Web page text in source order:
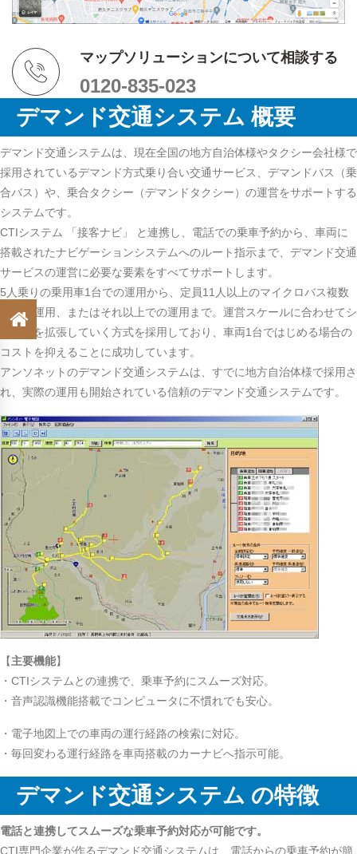
マップソリューションについて相談する
0120-835-023
デマンド交通システム 概要
デマンド交通システムは、現在全国の地方自治体様やタクシー会社様で
採用されているデマンド方式乗り合い交通サービス、デマンドバス（乗
合バス）や、乗合タクシー（デマンドタクシー）の運営をサポートする
システムです。
CTIシステム 「接客ナビ」 と連携し、電話での乗車予約から、車両に
搭載されたナビゲーションシステムへのルート指示まで、デマンド交通
サービスの運営に必要な要素をすべてサポートします。
5人乗りの乗用車1台での運用から、定員11人以上のマイクロバス複数
台での運用、またはそれ以上での運用まで。運営スケールに合わせてシ
ステムを拡張していく方式を採用しており、車両1台ではじめる場合の
コストを抑えることに成功しています。
アンソネットのデマンド交通システムは、すでに地方自治体様で採用さ
れ、実際の運用も開始されている信頼のデマンド交通システムです。
【主要機能】
・CTIシステムとの連携で、乗車予約にスムーズ対応。
・音声認識機能搭載でコンピュータに不慣れでも安心。
・電子地図上での車両の運行経路の検索に対応。
・毎回変わる運行経路を車両搭載のカーナビへ指示可能。
デマンド交通システム の特徴
電話と連携してスムーズな乗車予約対応が可能です。
CTI専門企業が作るデマンド交通システムは、電話からの乗車予約が簡